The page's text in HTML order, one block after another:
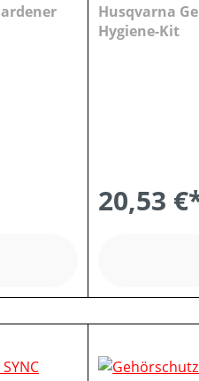
Husqvarna
Hygiene-Kit
20,53